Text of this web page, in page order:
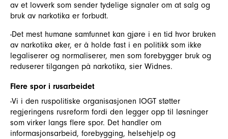
av et lovverk som sender tydelige signaler om at salg og
bruk av narkotika er forbudt.
-Det mest humane samfunnet kan gjøre i en tid hvor bruken
av narkotika øker, er å holde fast i en politikk som ikke
legaliserer og normaliserer, men som forebygger bruk og
reduserer tilgangen på narkotika, sier Widnes.
Flere spor i rusarbeidet
-Vi i den ruspolitiske organisasjonen IOGT støtter
regjeringens rusreform fordi den legger opp til løsninger
som virker langs flere spor. Det handler om
informasjonsarbeid, forebygging, helsehjelp og